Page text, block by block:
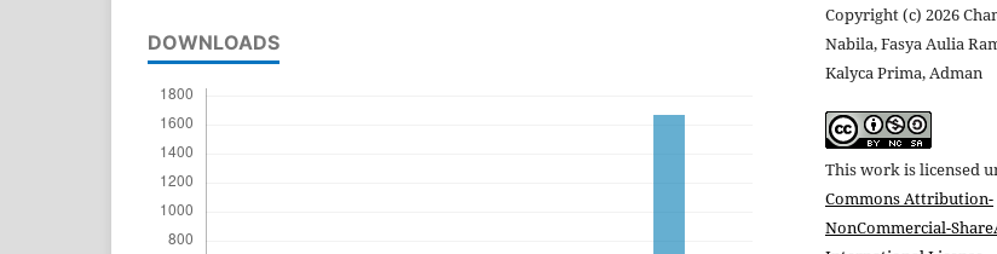
DOWNLOADS
Copyright (c) 2026
Nabila, Fasya Aulia
Kalyca Prima, Adman
This work is licensed
Commons Attribution-
NonCommercial-